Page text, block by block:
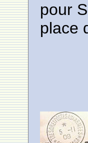
pour
place